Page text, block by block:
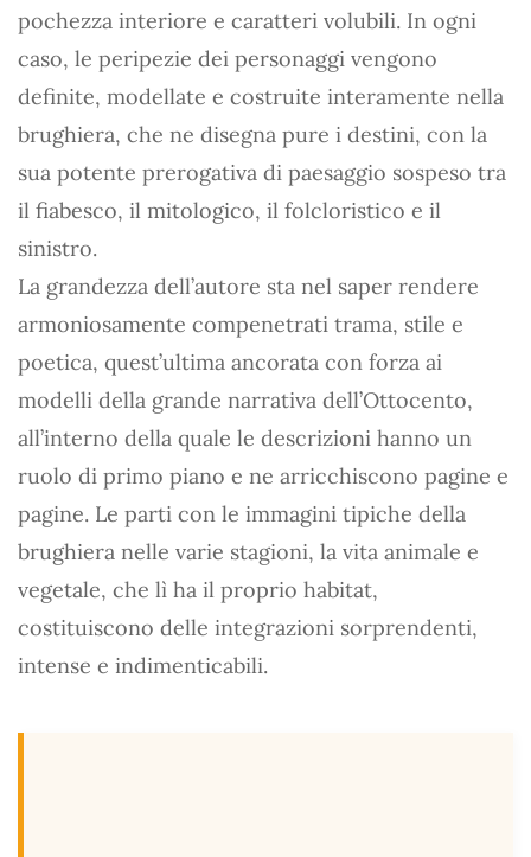
pochezza interiore e caratteri volubili. In ogni
caso, le peripezie dei personaggi vengono
definite, modellate e costruite interamente nella
brughiera, che ne disegna pure i destini, con la
sua potente prerogativa di paesaggio sospeso tra
il fiabesco, il mitologico, il folcloristico e il
sinistro.
La grandezza dell’autore sta nel saper rendere
armoniosamente compenetrati trama, stile e
poetica, quest’ultima ancorata con forza ai
modelli della grande narrativa dell’Ottocento,
all’interno della quale le descrizioni hanno un
ruolo di primo piano e ne arricchiscono pagine e
pagine. Le parti con le immagini tipiche della
brughiera nelle varie stagioni, la vita animale e
vegetale, che lì ha il proprio habitat,
costituiscono delle integrazioni sorprendenti,
intense e indimenticabili.